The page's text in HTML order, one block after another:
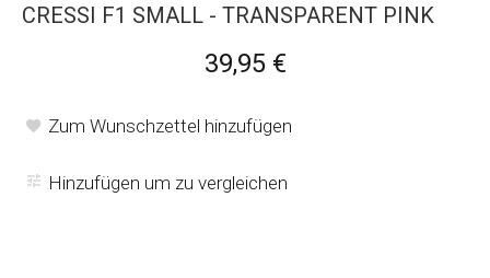
CRESSI F1 SMALL - TRANSPARENT PINK
39,95 €
Zum Wunschzettel hinzufügen
Hinzufügen um zu vergleichen